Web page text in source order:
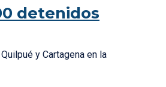
detenidos
y Cartagena en la